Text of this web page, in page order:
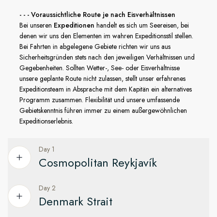
Day 1
Cosmopolitan Reykjavík
Explore the world’s northernmost capital
Your adventure begins in Reykjavík. A laid-back city of art,
Day 2
Denmark Strait
- - - Voraussichtliche Route je nach Eisverhältnissen
Bei unseren Expeditionen handelt es sich um Seereisen, bei
denen wir uns den Elementen im wahren Expeditionsstil stellen.
Bei Fahrten in abgelegene Gebiete richten wir uns aus
Sicherheitsgründen stets nach den jeweiligen Verhältnissen und
Gegebenheiten. Sollten Wetter-, See- oder Eisverhältnisse
unsere geplante Route nicht zulassen, stellt unser erfahrenes
Expeditionsteam in Absprache mit dem Kapitän ein alternatives
Programm zusammen. Flexibilität und unsere umfassende
Gebietskenntnis führen immer zu einem außergewöhnlichen
Expeditionserlebnis.